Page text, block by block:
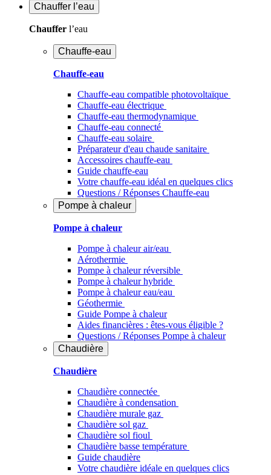
Chauffer l’eau
Chauffer l’eau
Chauffe-eau
Chauffe-eau
Chauffe-eau compatible photovoltaïque
Chauffe-eau électrique
Chauffe-eau thermodynamique
Chauffe-eau connecté
Chauffe-eau solaire
Préparateur d'eau chaude sanitaire
Accessoires chauffe-eau
Guide chauffe-eau
Votre chauffe-eau idéal en quelques clics
Questions / Réponses Chauffe-eau
Pompe à chaleur
Pompe à chaleur
Pompe à chaleur air/eau
Aérothermie
Pompe à chaleur réversible
Pompe à chaleur hybride
Pompe à chaleur​ eau/eau
Géothermie
Guide Pompe à chaleur
Aides financières : êtes-vous éligible ?
Questions / Réponses Pompe à chaleur
Chaudière
Chaudière
Chaudière connectée
Chaudière à condensation
Chaudière murale gaz
Chaudière sol gaz
Chaudière sol fioul
Chaudière basse température
Guide chaudière
Votre chaudière idéale en quelques clics